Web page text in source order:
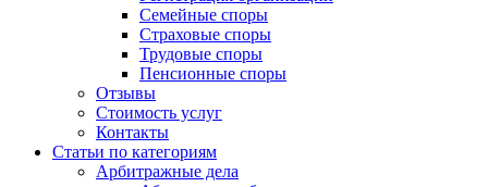
Семейные споры
Страховые споры
Трудовые споры
Пенсионные споры
Отзывы
Стоимость услуг
Контакты
Статьи по категориям
Арбитражные дела